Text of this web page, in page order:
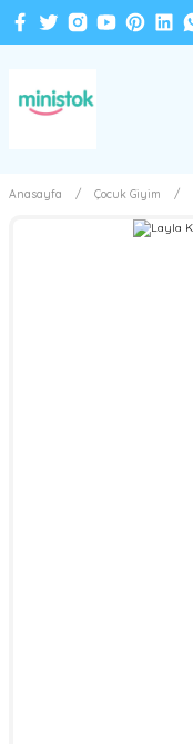
Anasayfa Çocuk Giyim